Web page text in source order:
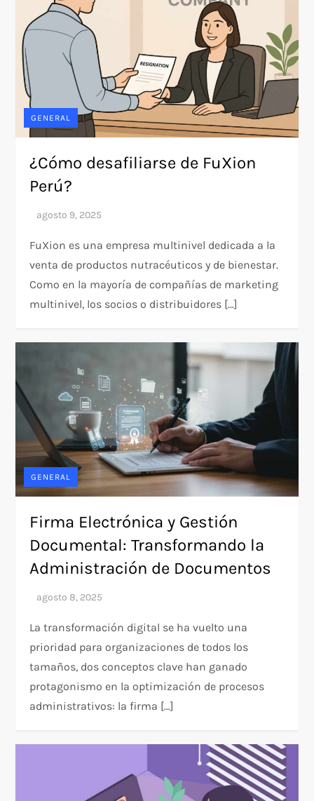
GENERAL
¿Cómo desafiliarse de FuXion
Perú?
FuXion es una empresa multinivel dedicada a la
venta de productos nutracéuticos y de bienestar.
Como en la mayoría de compañías de marketing
multinivel, los socios o distribuidores […]
GENERAL
Firma Electrónica y Gestión
Documental: Transformando la
Administración de Documentos
La transformación digital se ha vuelto una
prioridad para organizaciones de todos los
tamaños, dos conceptos clave han ganado
protagonismo en la optimización de procesos
administrativos: la firma […]